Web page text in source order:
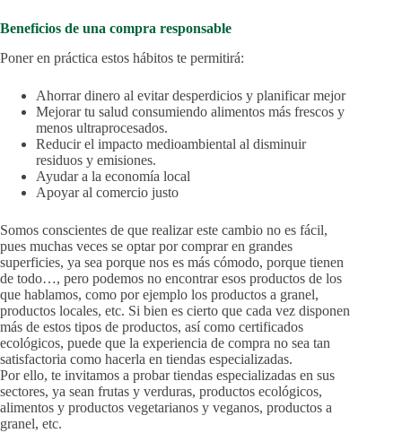
Beneficios de una compra responsable
Poner en práctica estos hábitos te permitirá:
Ahorrar dinero al evitar desperdicios y planificar mejor
Mejorar tu salud consumiendo alimentos más frescos y
menos ultraprocesados.
Reducir el impacto medioambiental al disminuir
residuos y emisiones.
Ayudar a la economía local
Apoyar al comercio justo
Somos conscientes de que realizar este cambio no es fácil,
pues muchas veces se optar por comprar en grandes
superficies, ya sea porque nos es más cómodo, porque tienen
de todo…, pero podemos no encontrar esos productos de los
que hablamos, como por ejemplo los productos a granel,
productos locales, etc. Si bien es cierto que cada vez disponen
más de estos tipos de productos, así como certificados
ecológicos, puede que la experiencia de compra no sea tan
satisfactoria como hacerla en tiendas especializadas.
Por ello, te invitamos a probar tiendas especializadas en sus
sectores, ya sean frutas y verduras, productos ecológicos,
alimentos y productos vegetarianos y veganos, productos a
granel, etc.